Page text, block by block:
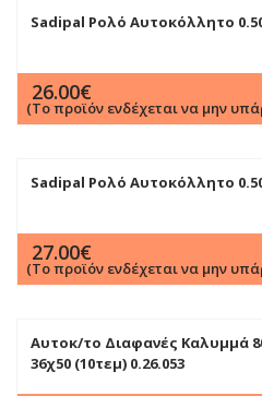
Sadipal Ρολό Αυτοκόλλητο
26.00€
(Το προϊόν ενδέχεται να μην
Sadipal Ρολό Αυτοκόλλητο
27.00€
(Το προϊόν ενδέχεται να μην
Αυτοκ/το Διαφανές Καλυμμά
36χ50 (10τεμ) 0.26.053